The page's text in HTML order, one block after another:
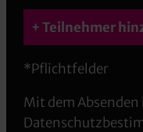
+ Teilnehmer
*Pflichtfelder
Mit dem Absenden